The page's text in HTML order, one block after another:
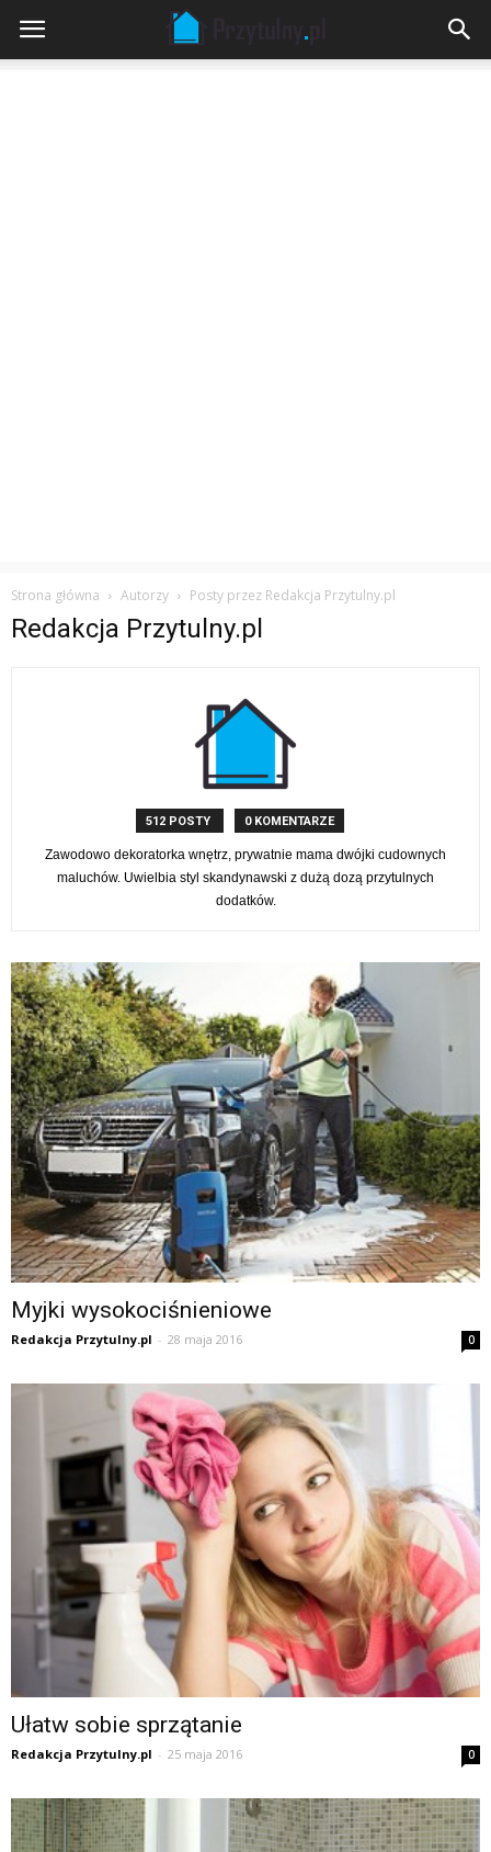
Strona główna Autorzy Posty przez Redakcja Przytulny.pl
Redakcja Przytulny.pl
512 POSTY 0 KOMENTARZE
Zawodowo dekoratorka wnętrz, prywatnie mama dwójki cudownych
maluchów. Uwielbia styl skandynawski z dużą dozą przytulnych
dodatków.
Myjki wysokociśnieniowe
Redakcja Przytulny.pl - 28 maja 2016 0
Ułatw sobie sprzątanie
Redakcja Przytulny.pl - 25 maja 2016 0